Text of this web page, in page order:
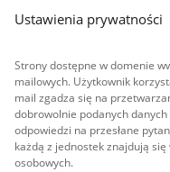
Ustawienia prywatności
Strony dostępne w domenie
mailowych. Użytkownik
mail zgadza się na
dobrowolnie podanych
odpowiedzi na przesłane
każdą z jednostek znajdują
osobowych.